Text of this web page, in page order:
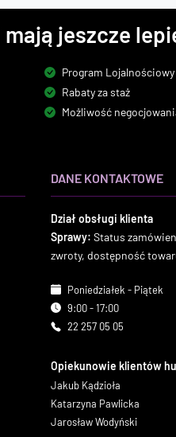
jeszcze
Program Lojalnościowy
Rabaty za staż
Możliwość
DANE KONTAKTOWE
Dział obsługi klienta
Sprawy: Status
zwroty, dostępność
Poniedziałek - Piątek
9:00 - 17:00
22 257 05 05
Opiekunowie klientów
Jakub Kądzioła
Katarzyna Pawlicka
Jarosław Wodyński